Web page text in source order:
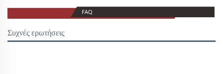
Συχνές ερωτήσεις